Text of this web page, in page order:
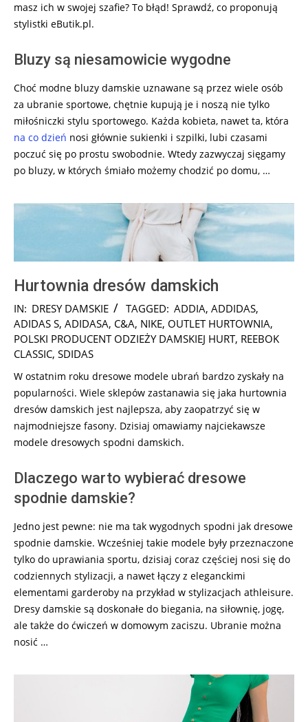
masz ich w swojej szafie? To błąd! Sprawdź, co proponują
stylistki eButik.pl.
Bluzy są niesamowicie wygodne
Choć modne bluzy damskie uznawane są przez wiele osób
za ubranie sportowe, chętnie kupują je i noszą nie tylko
miłośniczki stylu sportowego. Każda kobieta, nawet ta, która
na co dzień nosi głównie sukienki i szpilki, lubi czasami
poczuć się po prostu swobodnie. Wtedy zazwyczaj sięgamy
po bluzy, w których śmiało możemy chodzić po domu, …
Hurtownia dresów damskich
2025-
09-
06
IN: DRESY DAMSKIE TAGGED: ADDIA, ADDIDAS,
ADIDAS S, ADIDASA, C&A, NIKE, OUTLET HURTOWNIA,
POLSKI PRODUCENT ODZIEŻY DAMSKIEJ HURT, REEBOK
CLASSIC, SDIDAS
W ostatnim roku dresowe modele ubrań bardzo zyskały na
popularności. Wiele sklepów zastanawia się jaka hurtownia
dresów damskich jest najlepsza, aby zaopatrzyć się w
najmodniejsze fasony. Dzisiaj omawiamy najciekawsze
modele dresowych spodni damskich.
Dlaczego warto wybierać dresowe
spodnie damskie?
Jedno jest pewne: nie ma tak wygodnych spodni jak dresowe
spodnie damskie. Wcześniej takie modele były przeznaczone
tylko do uprawiania sportu, dzisiaj coraz częściej nosi się do
codziennych stylizacji, a nawet łączy z eleganckimi
elementami garderoby na przykład w stylizacjach athleisure.
Dresy damskie są doskonałe do biegania, na siłownię, jogę,
ale także do ćwiczeń w domowym zaciszu. Ubranie można
nosić …